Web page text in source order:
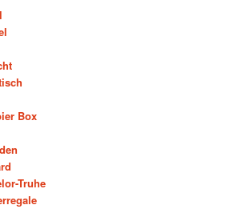
Box
Truhe